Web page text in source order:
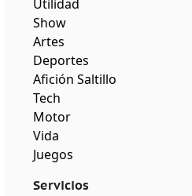
Utilidad
Show
Artes
Deportes
Afición Saltillo
Tech
Motor
Vida
Juegos
Servicios